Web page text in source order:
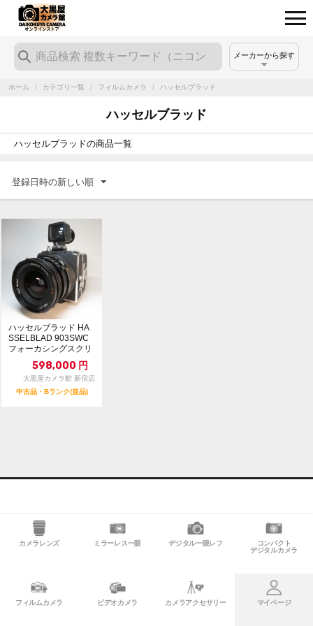
メーカーから探す
ホーム / カテゴリ一覧 / フィルムカメラ / ハッセルブラッド
ハッセルブラッド
ハッセルブラッドの商品一覧
登録日時の新しい順
ハッセルブラッド HA
SSELBLAD 903SWC
フォーカシングスクリ
ーン ポ...
598,000 円
大黒屋カメラ館 新宿店
中古品・Bランク(並品)
カメラレンズ ミラーレス一眼 デジタル一眼レフ
コンパクト
デジタルカメラ
フィルムカメラ ビデオカメラ カメラアクセサリー マイページ